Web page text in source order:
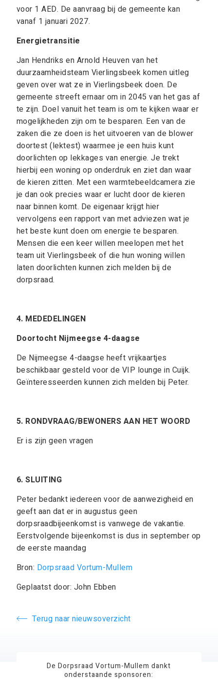
voor 1 AED. De aanvraag bij de gemeente kan
vanaf 1 januari 2027.
Energietransitie
Jan Hendriks en Arnold Heuven van het
duurzaamheidsteam Vierlingsbeek komen uitleg
geven over wat ze in Vierlingsbeek doen. De
gemeente streeft ernaar om in 2045 van het gas af
te zijn. Doel vanuit het team is om te kijken waar er
mogelijkheden zijn om te besparen. Een van de
zaken die ze doen is het uitvoeren van de blower
doortest (lektest) waarmee je een huis kunt
doorlichten op lekkages van energie. Je trekt
hierbij een woning op onderdruk en ziet dan waar
de kieren zitten. Met een warmtebeeldcamera zie
je dan ook precies waar er lucht door de kieren
naar binnen komt. De eigenaar krijgt hier
vervolgens een rapport van met adviezen wat je
het beste kunt doen om energie te besparen.
Mensen die een keer willen meelopen met het
team uit Vierlingsbeek of die hun woning willen
laten doorlichten kunnen zich melden bij de
dorpsraad.
4. MEDEDELINGEN
Doortocht Nijmeegse 4-daagse
De Nijmeegse 4-daagse heeft vrijkaartjes
beschikbaar gesteld voor de VIP lounge in Cuijk.
Geïnteresseerden kunnen zich melden bij Peter.
5. RONDVRAAG/BEWONERS AAN HET WOORD
Er is zijn geen vragen
6. SLUITING
Peter bedankt iedereen voor de aanwezigheid en
geeft aan dat er in augustus geen
dorpsraadbijeenkomst is vanwege de vakantie.
Eerstvolgende bijeenkomst is dus in september op
de eerste maandag
Bron: Dorpsraad Vortum-Mullem
Geplaatst door: John Ebben
Terug naar nieuwsoverzicht
De Dorpsraad Vortum-Mullem dankt
onderstaande sponsoren: